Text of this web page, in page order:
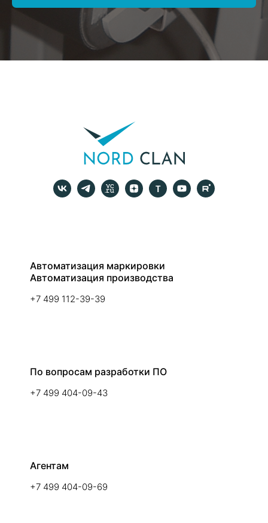
Автоматизация маркировки
Автоматизация производства
+7 499 112-39-39
По вопросам разработки ПО
+7 499 404-09-43
Агентам
+7 499 404-09-69